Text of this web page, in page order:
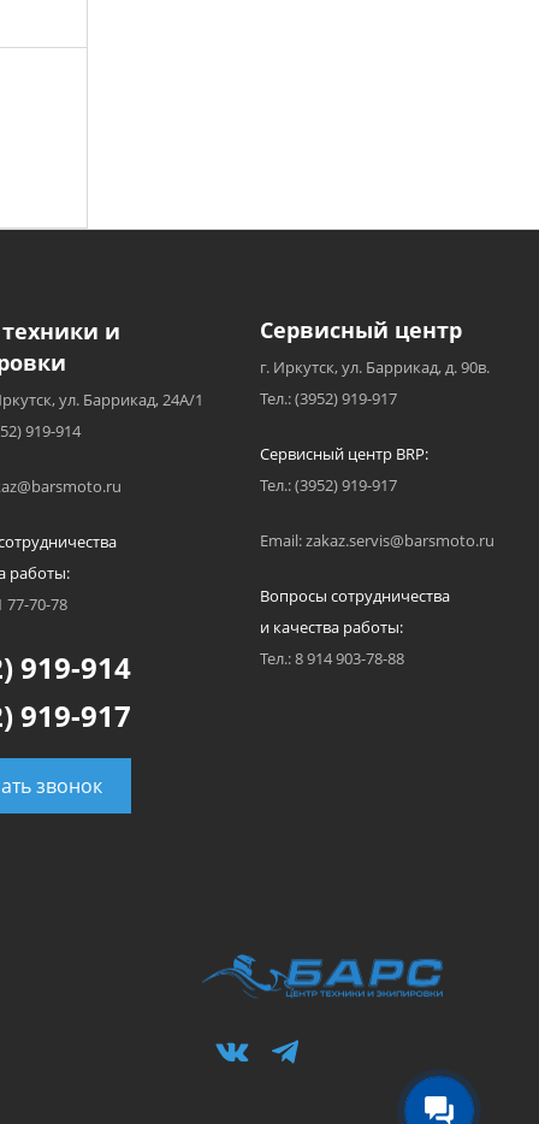
и
ул. Баррикад, 24А/1
919-914
работы:
77-70-78
919-914
919-917
звонок
Сервисный центр
г. Иркутск, ул. Баррикад, д. 90в.
Тел.: (3952) 919-917
Сервисный центр BRP:
Тел.: (3952) 919-917
Email: zakaz.servis@barsmoto.ru
Вопросы сотрудничества
и качества работы:
Тел.: 8 914 903-78-88